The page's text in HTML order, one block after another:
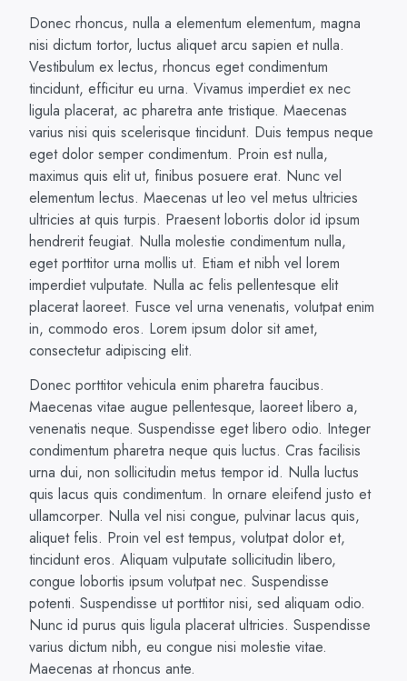
Donec rhoncus, nulla a elementum elementum, magna
nisi dictum tortor, luctus aliquet arcu sapien et nulla.
Vestibulum ex lectus, rhoncus eget condimentum
tincidunt, efficitur eu urna. Vivamus imperdiet ex nec
ligula placerat, ac pharetra ante tristique. Maecenas
varius nisi quis scelerisque tincidunt. Duis tempus neque
eget dolor semper condimentum. Proin est nulla,
maximus quis elit ut, finibus posuere erat. Nunc vel
elementum lectus. Maecenas ut leo vel metus ultricies
ultricies at quis turpis. Praesent lobortis dolor id ipsum
hendrerit feugiat. Nulla molestie condimentum nulla,
eget porttitor urna mollis ut. Etiam et nibh vel lorem
imperdiet vulputate. Nulla ac felis pellentesque elit
placerat laoreet. Fusce vel urna venenatis, volutpat enim
in, commodo eros. Lorem ipsum dolor sit amet,
consectetur adipiscing elit.
Donec porttitor vehicula enim pharetra faucibus.
Maecenas vitae augue pellentesque, laoreet libero a,
venenatis neque. Suspendisse eget libero odio. Integer
condimentum pharetra neque quis luctus. Cras facilisis
urna dui, non sollicitudin metus tempor id. Nulla luctus
quis lacus quis condimentum. In ornare eleifend justo et
ullamcorper. Nulla vel nisi congue, pulvinar lacus quis,
aliquet felis. Proin vel est tempus, volutpat dolor et,
tincidunt eros. Aliquam vulputate sollicitudin libero,
congue lobortis ipsum volutpat nec. Suspendisse
potenti. Suspendisse ut porttitor nisi, sed aliquam odio.
Nunc id purus quis ligula placerat ultricies. Suspendisse
varius dictum nibh, eu congue nisi molestie vitae.
Maecenas at rhoncus ante.